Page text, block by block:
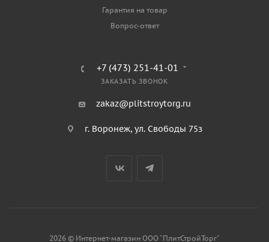
Гарантия на товар
Вопрос-ответ
+7 (473) 251-41-01
ЗАКАЗАТЬ ЗВОНОК
zakaz@plitstroytorg.ru
г. Воронеж, ул. Свободы 75з
2026 © Интернет-магазин ООО "ПлитСтройТорг"